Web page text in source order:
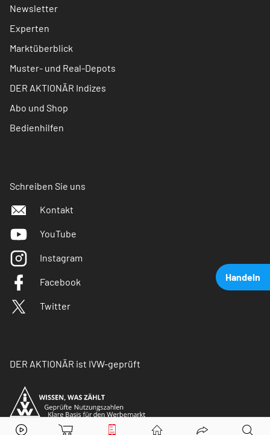
Handeln
NioAktie jetzt handeln?
Newsletter
Experten
Marktüberblick
Muster- und Real-Depots
DER AKTIONÄR Indizes
Abo und Shop
Bedienhilfen
Schreiben Sie uns
Kontakt
YouTube
Instagram
Facebook
Twitter
DER AKTIONÄR ist IVW-geprüft